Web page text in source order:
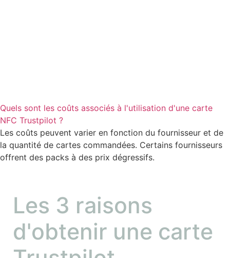
Quels sont les coûts associés à l'utilisation d'une carte
NFC Trustpilot ?
Les coûts peuvent varier en fonction du fournisseur et de
la quantité de cartes commandées. Certains fournisseurs
offrent des packs à des prix dégressifs.
Les 3 raisons
d'obtenir une carte